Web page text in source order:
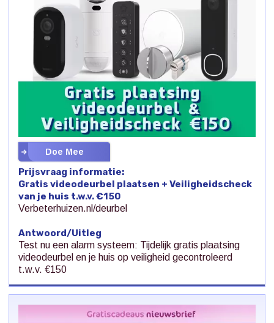
Doe Mee
Prijsvraag informatie:
Gratis videodeurbel plaatsen + Veiligheidscheck
van je huis t.w.v. €150
Verbeterhuizen.nl/deurbel
Antwoord/Uitleg
Test nu een alarm systeem: Tijdelijk gratis plaatsing
videodeurbel en je huis op veiligheid gecontroleerd
t.w.v. €150